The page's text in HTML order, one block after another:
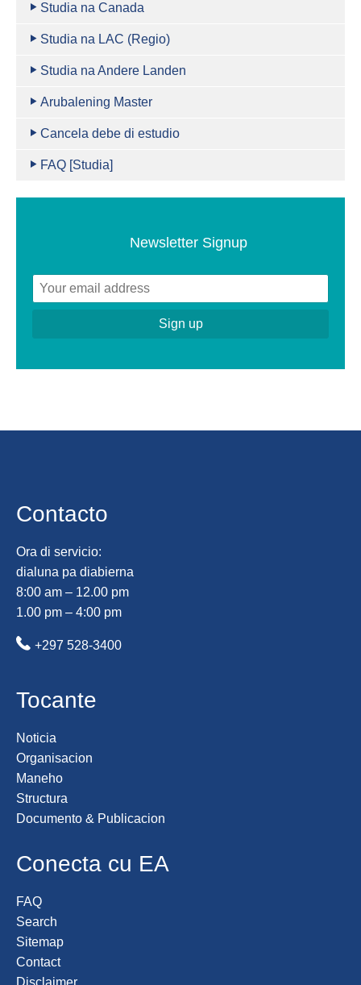
Studia na Canada
Studia na LAC (Regio)
Studia na Andere Landen
Arubalening Master
Cancela debe di estudio
FAQ [Studia]
Newsletter Signup
Contacto
Ora di servicio:
dialuna pa diabierna
8:00 am – 12.00 pm
1.00 pm – 4:00 pm
+297 528-3400
Tocante
Noticia
Organisacion
Maneho
Structura
Documento & Publicacion
Conecta cu EA
FAQ
Search
Sitemap
Contact
Disclaimer